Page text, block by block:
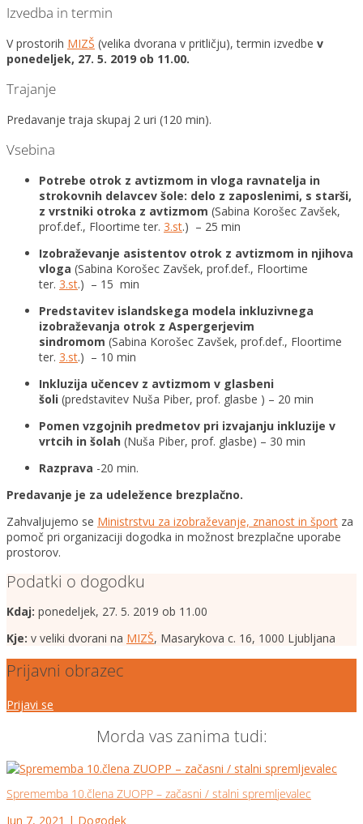
Izvedba in termin
V prostorih MIZŠ (velika dvorana v pritličju), termin izvedbe v
ponedeljek, 27. 5. 2019 ob 11.00.
Trajanje
Predavanje traja skupaj 2 uri (120 min).
Vsebina
Potrebe otrok z avtizmom in vloga ravnatelja in
strokovnih delavcev šole: delo z zaposlenimi, s starši,
z vrstniki otroka z avtizmom (Sabina Korošec Zavšek,
prof.def., Floortime ter. 3.st.) – 25 min
Izobraževanje asistentov otrok z avtizmom in njihova
vloga (Sabina Korošec Zavšek, prof.def., Floortime
ter. 3.st.) – 15 min
Predstavitev islandskega modela inkluzivnega
izobraževanja otrok z Aspergerjevim
sindromom (Sabina Korošec Zavšek, prof.def., Floortime
ter. 3.st.) – 10 min
Inkluzija učencev z avtizmom v glasbeni
šoli (predstavitev Nuša Piber, prof. glasbe ) – 20 min
Pomen vzgojnih predmetov pri izvajanju inkluzije v
vrtcih in šolah (Nuša Piber, prof. glasbe) – 30 min
Razprava -20 min.
Predavanje je za udeležence brezplačno.
Zahvaljujemo se Ministrstvu za izobraževanje, znanost in šport za
pomoč pri organizaciji dogodka in možnost brezplačne uporabe
prostorov.
Podatki o dogodku
Kdaj: ponedeljek, 27. 5. 2019 ob 11.00
Kje: v veliki dvorani na MIZŠ, Masarykova c. 16, 1000 Ljubljana
Prijavni obrazec
Prijavi se
Morda vas zanima tudi:
Sprememba 10.člena ZUOPP – začasni / stalni spremljevalec
Jun 7, 2021 | Dogodek